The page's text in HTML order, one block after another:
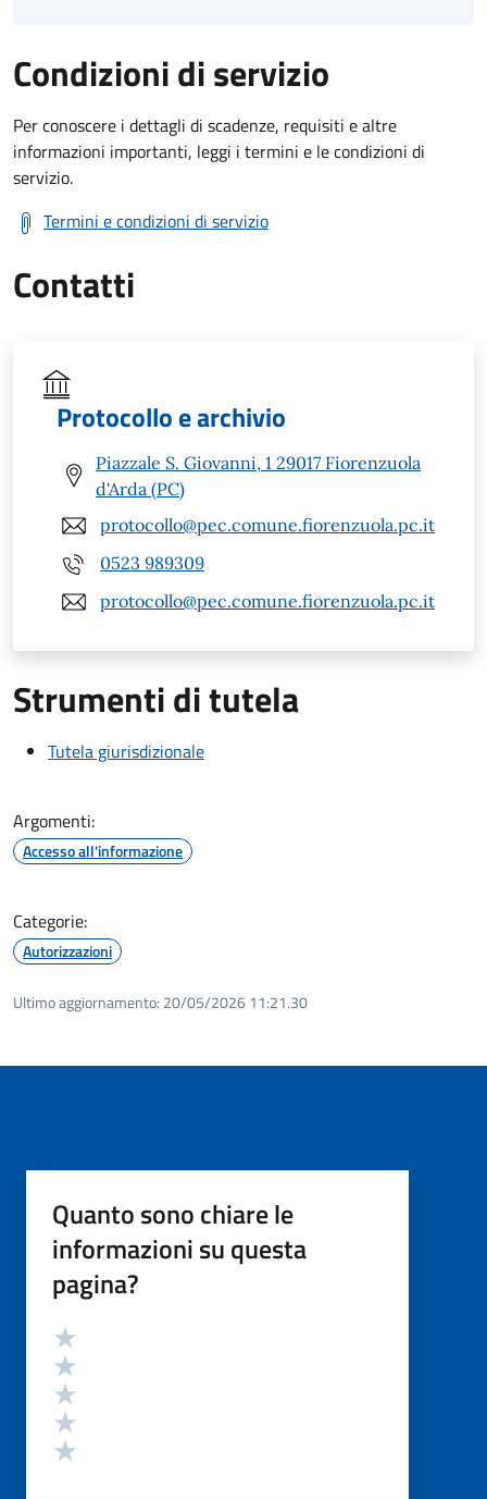
Condizioni di servizio
Per conoscere i dettagli di scadenze, requisiti e altre
informazioni importanti, leggi i termini e le condizioni di
servizio.
Termini e condizioni di servizio
Contatti
Protocollo e archivio
Piazzale S. Giovanni, 1 29017 Fiorenzuola
d'Arda (PC)
protocollo@pec.comune.fiorenzuola.pc.it
0523 989309
protocollo@pec.comune.fiorenzuola.pc.it
Strumenti di tutela
Tutela giurisdizionale
Argomenti:
Accesso all'informazione
Categorie:
Autorizzazioni
Ultimo aggiornamento: 20/05/2026 11:21.30
Quanto sono chiare le
informazioni su questa
pagina?
Valutazione